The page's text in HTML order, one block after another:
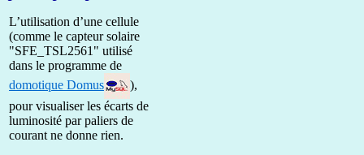
L’utilisation d’une cellule
(comme le capteur solaire
"SFE_TSL2561" utilisé
dans le programme de
domotique Domus
),
pour visualiser les écarts de
luminosité par paliers de
courant ne donne rien.